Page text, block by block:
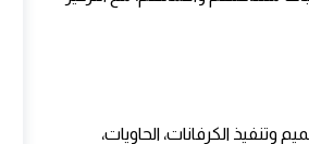
الكرفانات، الحاويات،